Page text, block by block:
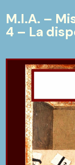
M.I.A. –
4 – La